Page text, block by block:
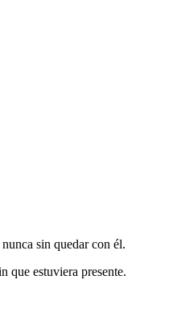
sin quedar con él.
que estuviera presente.